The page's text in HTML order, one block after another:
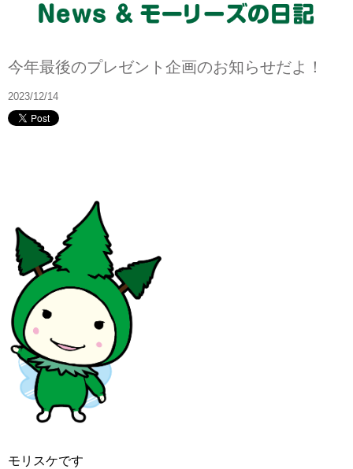
今年最後のプレゼント企画のお知らせだよ！
2023/12/14
モリスケです